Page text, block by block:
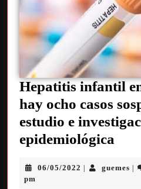
Hepatitis infantil
hay ocho casos
estudio e
epidemiológica
06/05/2022 | guemes |
pm